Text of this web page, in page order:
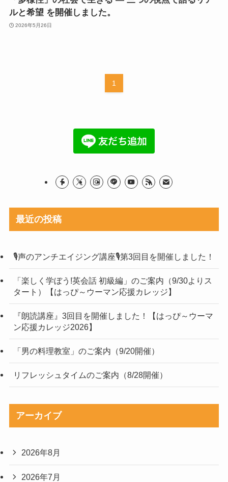
ルと希望 を開催しました。
2026年5月26日
1
最近の投稿
🎙声のアンチエイジング講座🎙第3回目を開催しました！
「楽しく学ぼう!英会話 初級編」のご案内（9/30よりス
タート）【はっぴ～ウーマン応援カレッジ】
『朗読講座』3回目を開催しました！【はっぴ～ウーマ
ン応援カレッジ2026】
「男の料理教室」のご案内（9/20開催）
リフレッシュタイムのご案内（8/28開催）
アーカイブ
2026年8月
2026年7月